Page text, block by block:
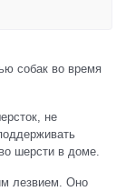
собак во время
не
шерсти в доме.
лезвием. Оно